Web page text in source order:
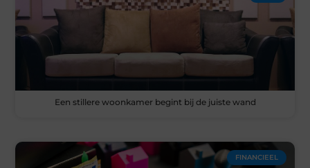
Een stillere woonkamer begint bij de juiste wand
FINANCIEEL